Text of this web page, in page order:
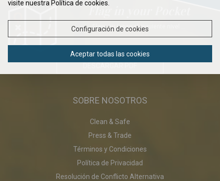
Eleve su juego al siguiente nivel ...
SOBRE NOSOTROS
Clean & Safe
Press & Trade
Términos y Condiciones
Política de Privacidad
Resolución de Conflicto Alternativa
visite nuestra Política de cookies.
Configuración de cookies
Aceptar todas las cookies